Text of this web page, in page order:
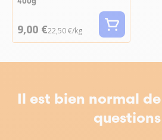
400g
9,00 €22,50 €/kg
Il est bien normal de